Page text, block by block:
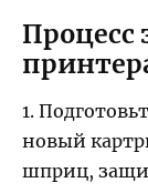
Процесс
1.
новый
шприц,